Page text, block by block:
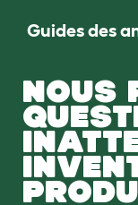
Guides des
NOUS